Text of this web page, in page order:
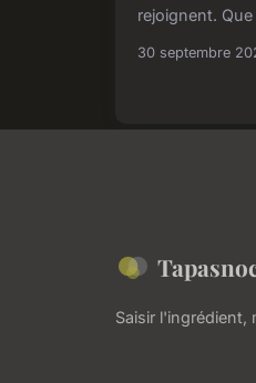
rejoignent.
30 septembre
Saisir l'ingrédient,